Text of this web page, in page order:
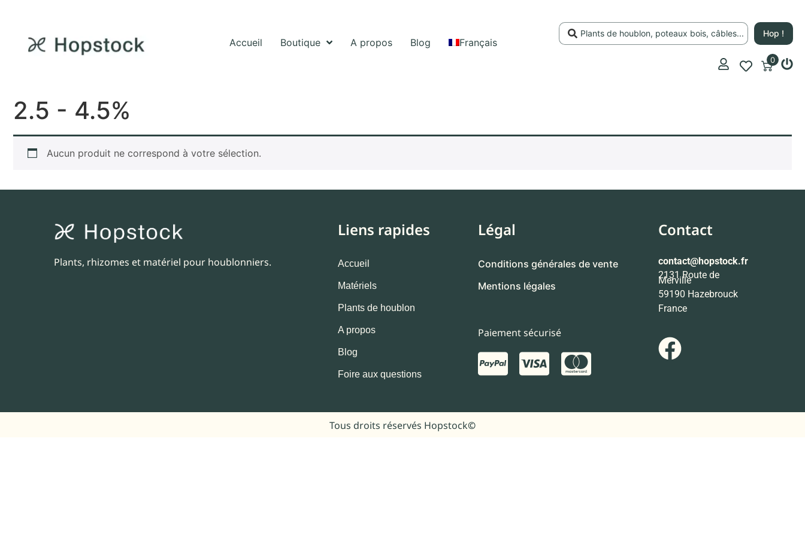
Accueil Boutique A propos Blog Français
Hop !
0
2.5 - 4.5%
Aucun produit ne correspond à votre sélection.
Plants, rhizomes et matériel pour houblonniers.
Liens rapides
Accueil
Matériels
Plants de houblon
A propos
Blog
Foire aux questions
Légal
Conditions générales de vente
Mentions légales
Paiement sécurisé
Contact
contact@hopstock.fr
2131 Route de
Merville
59190 Hazebrouck
France
Tous droits réservés Hopstock©